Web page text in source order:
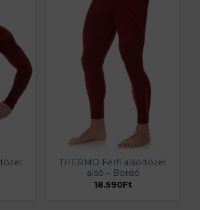
THERMO Férfi aláöltözet
alsó – Bordó
18.590Ft